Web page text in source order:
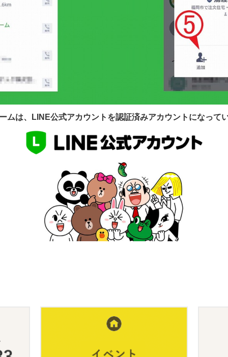
ムは、LINE公式アカウントを認証済みアカウントになって